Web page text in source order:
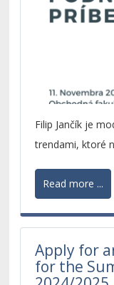
Filip Jančík je
trendami, ktoré
Read more ...
Apply for
for the